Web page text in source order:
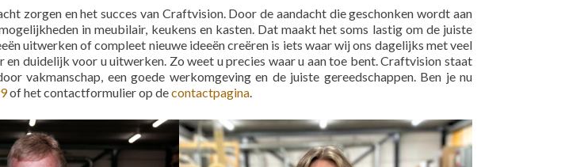
zorgen en het succes van Craftvision. Door de aandacht die geschonken wordt aan
in meubilair, keukens en kasten. Dat maakt het soms lastig om de juiste
uitwerken of compleet nieuwe ideeën creëren is iets waar wij ons dagelijks met veel
duidelijk voor u uitwerken. Zo weet u precies waar u aan toe bent. Craftvision staat
een goede werkomgeving en de juiste gereedschappen. Ben je nu
of het contactformulier op decontactpagina.